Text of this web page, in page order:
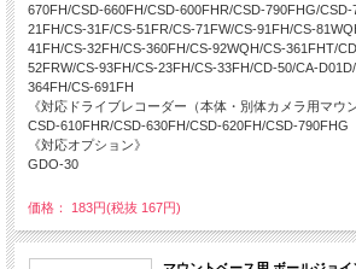
670FH/CSD-660FH/CSD-600FHR/CSD-790FHG/
21FH/CS-31F/CS-51FR/CS-71FW/CS-91FH/CS-
41FH/CS-32FH/CS-360FH/CS-92WQH/CS-361FHT/
52FRW/CS-93FH/CS-23FH/CS-33FH/CD-50/CA-
364FH/CS-691FH
《対応ドライブレコーダー（本体・別体カメラ用マウ
CSD-610FHR/CSD-630FH/CSD-620FH/CSD-790FHG
《対応オプション》
GDO-30
価格： 183円(税抜 167円)